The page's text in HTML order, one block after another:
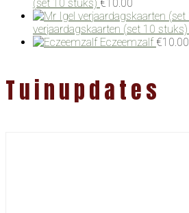
(set 10 stuks) €10.00
verjaardagskaarten (set 10 stuks)
Eczeemzalf €10.00
Tuinupdates